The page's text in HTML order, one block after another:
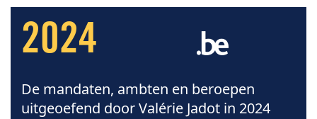
2024
De mandaten, ambten en beroepen
uitgeoefend door Valérie Jadot in 2024